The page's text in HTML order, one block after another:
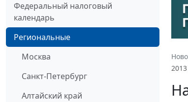
Федеральный налоговый
календарь
Региональные
Москва
Санкт-Петербург
Алтайский край
2013